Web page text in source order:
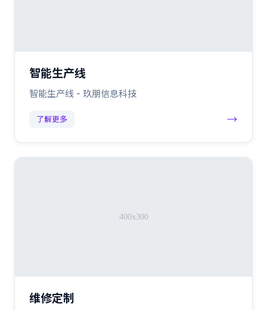
智能生产线
智能生产线 - 玖朋信息科技
了解更多 →
维修定制